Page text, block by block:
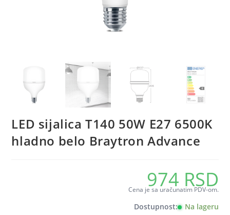
LED sijalica T140 50W E27 6500K
hladno belo Braytron Advance
974 RSD
Cena je sa uračunatim PDV-om.
Dostupnost: Na lageru